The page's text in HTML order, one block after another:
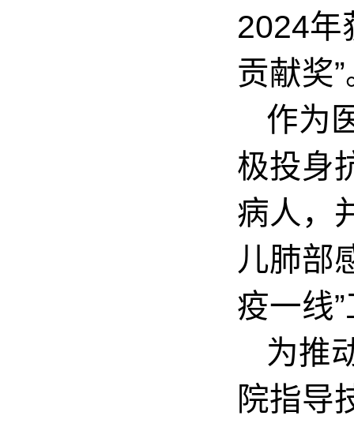
2024年
贡献奖
作为
极投身
病人，
儿肺部
疫一线
为推
院指导